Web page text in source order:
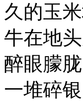
久的玉
牛在地
醉眼朦
一堆碎